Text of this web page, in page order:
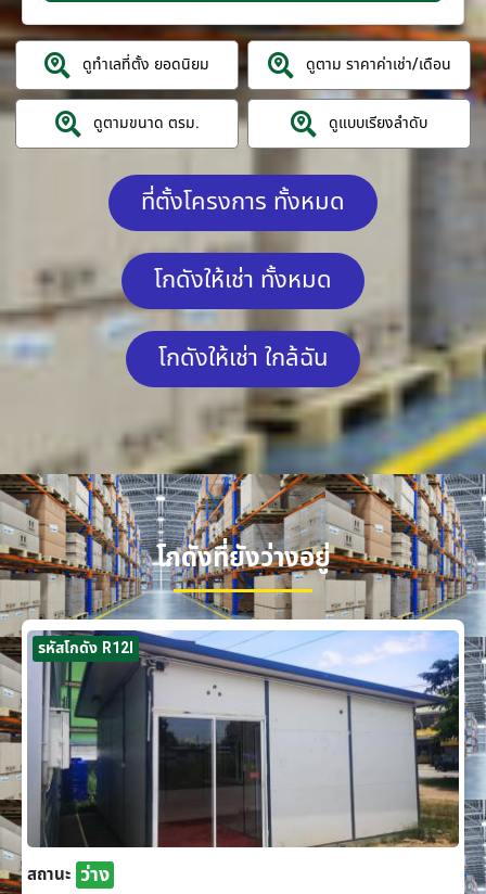
ดูทำเลที่ตั้ง ยอดนิยม ดูตาม ราคาค่าเช่า/เดือน
ดูตามขนาด ตรม. ดูแบบเรียงลำดับ
ที่ตั้งโครงการ ทั้งหมด
โกดังให้เช่า ทั้งหมด
โกดังให้เช่า ใกล้ฉัน
โกดังที่ยังว่างอยู่
รหัสโกดัง R12I
สถานะ ว่าง